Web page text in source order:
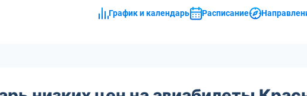
График и календарь Расписание